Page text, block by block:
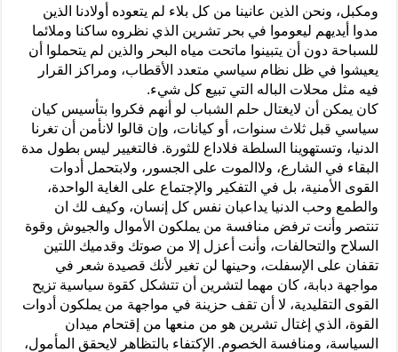
ومكبل، ونحن الذين عانينا من كل بلاء لم يتعوده أولادنا الذين
مدوا أيديهم ليعوموا في بحر تشرين الذي نظروه ساكنا وملائما
للسباحة دون أن يتبينوا ماتحت مياه البحر والذين لم يتحملوا أن
يعيشوا في ظل نظام سياسي متعدد الأقطاب، ومراكز القرار
فيه مثل محلات الباله التي تبيع كل شيء.
كان يمكن أن لايغتال حلم الشباب لو أنهم فكروا بتأسيس كيان
سياسي قبل ثلاث سنوات، أو كيانات، وإن قالوا لانأمن أن تغرنا
الدنيا، وتستهوينا السلطة فلاداع للثورة. فالتغيير ليس بطول مدة
البقاء في الشارع، ولاالموت على الجسور، ولابتحمل أدوات
القوى الأمنية، بل في التفكير والإجتماع على الغاية الواحدة،
والطمع وحب الدنيا يداعبان نفس كل إنسان، وكيف لك ان
تنتصر وأنت ترفض منافسة من يملكون الأموال والجيوش وقوة
السلاح والتحالفات، وأنت أعزل إلا من صوتك وقدميك اللتين
تقفان على الإسفلت، وحينها لن تغير لأنك قصيدة شعر في
مواجهة دبابة، كان مهما لتشرين أن تتشكل كقوة سياسية تزيح
القوى التقليدية، لا أن تقف حزينة في مواجهة من يملكون أدوات
القوة، الذي إغتال تشرين هو من منعها من إقتحام ميدان
السياسة، ومنافسة الخصوم. الإكتفاء بالتظاهر لايحقق المأمول،